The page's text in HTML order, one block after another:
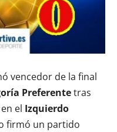
vencedor de la final
Preferentetras
en el Izquierdo
firmó un partido